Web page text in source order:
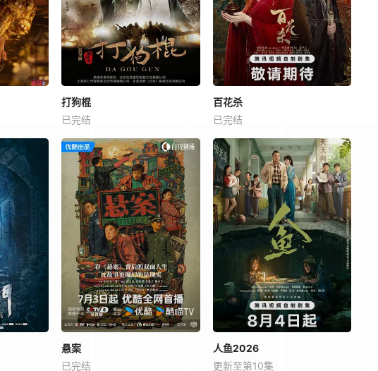
打狗棍
已完结
百花杀
已完结
悬案
已完结
人鱼2026
更新至第10集